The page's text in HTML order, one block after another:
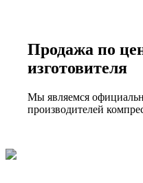
Продажа по
изготовителя
Мы являемся
производителей